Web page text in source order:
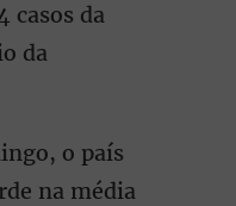
casos da
da
o país
na média